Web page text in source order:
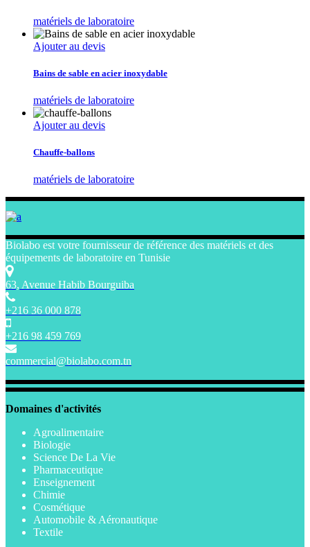
matériels de laboratoire
Ajouter au devis
Bains de sable en acier inoxydable
matériels de laboratoire
Ajouter au devis
Chauffe-ballons
matériels de laboratoire
Biolabo est votre fournisseur de référence des matériels et des
équipements de laboratoire en Tunisie
63, Avenue Habib Bourguiba
+216 36 000 878
+216 98 459 769
commercial@biolabo.com.tn
Domaines d'activités
Agroalimentaire
Biologie
Science De La Vie
Pharmaceutique
Enseignement
Chimie
Cosmétique
Automobile & Aéronautique
Textile